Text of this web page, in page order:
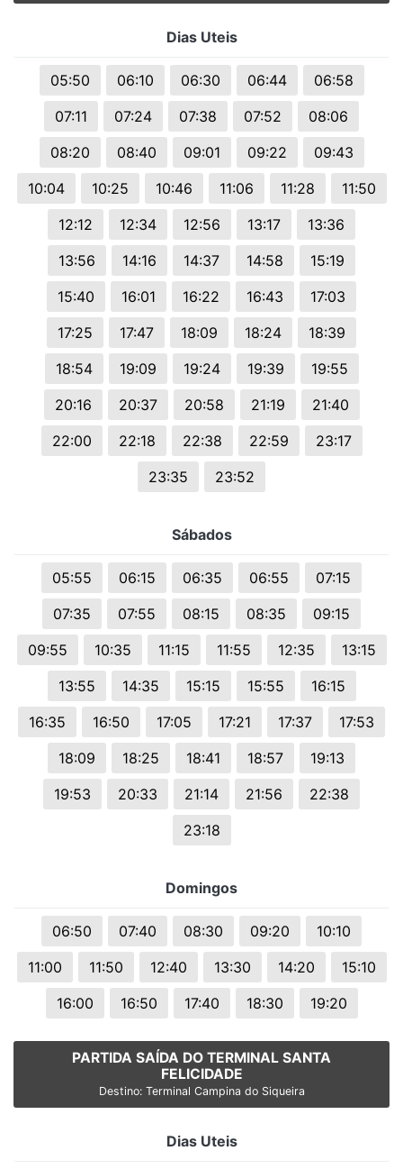
Dias Uteis
05:50 06:10 06:30 06:44
06:58
07:11
07:24 07:38 07:52
08:06
08:20
08:40 09:01 09:22
09:43
10:04
10:25 10:46 11:06 11:28
11:50
12:12
12:34 12:56 13:17
13:36
13:56
14:16 14:37 14:58
15:19
15:40
16:01 16:22 16:43
17:03
17:25
17:47 18:09 18:24
18:39
18:54
19:09 19:24 19:39
19:55
20:16
20:37 20:58 21:19
21:40
22:00
22:18 22:38 22:59
23:17
23:35
23:52
Sábados
05:55 06:15 06:35 06:55
07:15
07:35
07:55 08:15 08:35
09:15
09:55
10:35 11:15 11:55 12:35
13:15
13:55
14:35 15:15 15:55
16:15
16:35
16:50 17:05 17:21 17:37
17:53
18:09
18:25 18:41 18:57
19:13
19:53
20:33 21:14 21:56
22:38
23:18
Domingos
06:50 07:40 08:30 09:20
10:10
11:00
11:50 12:40 13:30 14:20
15:10
16:00
16:50 17:40 18:30 19:20
PARTIDA SAÍDA DO TERMINAL SANTA
FELICIDADE
Destino: Terminal Campina do Siqueira
Dias Uteis